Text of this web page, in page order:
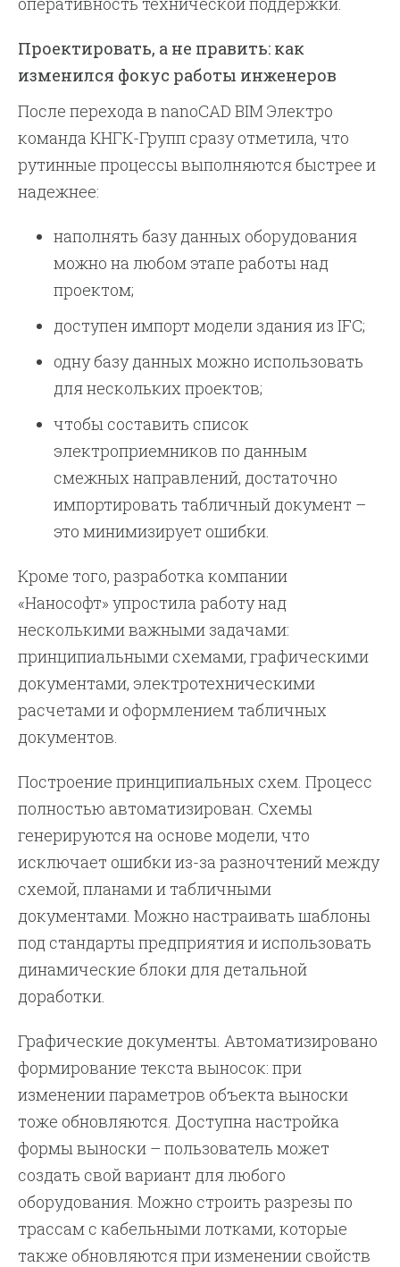
Проектировать, а не править: как
изменился фокус работы инженеров
После перехода в nanoCAD BIM Электро
команда КНГК-Групп сразу отметила, что
рутинные процессы выполняются быстрее и
надежнее:
наполнять базу данных оборудования
можно на любом этапе работы над
проектом;
доступен импорт модели здания из IFC;
одну базу данных можно использовать
для нескольких проектов;
чтобы составить список
электроприемников по данным
смежных направлений, достаточно
импортировать табличный документ –
это минимизирует ошибки.
Кроме того, разработка компании
«Нанософт» упростила работу над
несколькими важными задачами:
принципиальными схемами, графическими
документами, электротехническими
расчетами и оформлением табличных
документов.
Построение принципиальных схем. Процесс
полностью автоматизирован. Схемы
генерируются на основе модели, что
исключает ошибки из-за разночтений между
схемой, планами и табличными
документами. Можно настраивать шаблоны
под стандарты предприятия и использовать
динамические блоки для детальной
доработки.
Графические документы. Автоматизировано
формирование текста выносок: при
изменении параметров объекта выноски
тоже обновляются. Доступна настройка
формы выноски – пользователь может
создать свой вариант для любого
оборудования. Можно строить разрезы по
трассам с кабельными лотками, которые
также обновляются при изменении свойств